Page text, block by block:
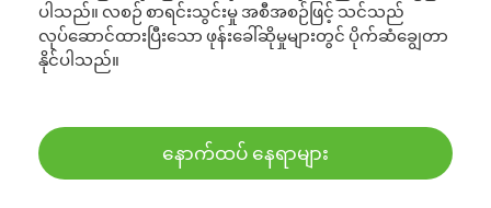
ပါသည်။ လစဉ် စာရင်းသွင်းမှု အစီအစဉ်ဖြင့် သင်သည်
လုပ်ဆောင်ထားပြီးသော ဖုန်းခေါ်ဆိုမှုများတွင် ပိုက်ဆံချွေတာ
နိုင်ပါသည်။
နောက်ထပ် နေရာများ